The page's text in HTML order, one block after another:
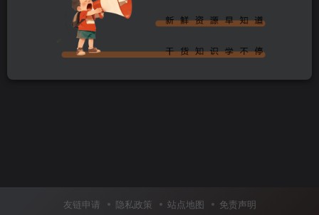
友链申请 隐私政策 站点地图 免责声明